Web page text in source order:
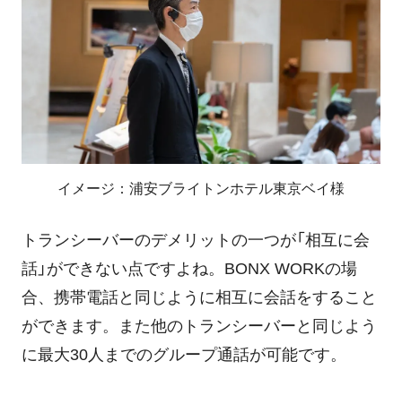
イメージ：浦安ブライトンホテル東京ベイ様
トランシーバーのデメリットの一つが「相互に会
話」ができない点ですよね。BONX WORKの場
合、携帯電話と同じように相互に会話をすること
ができます。また他のトランシーバーと同じよう
に最大30人までのグループ通話が可能です。